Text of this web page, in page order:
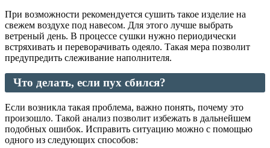
При возможности рекомендуется сушить такое изделие на
свежем воздухе под навесом. Для этого лучше выбрать
ветреный день. В процессе сушки нужно периодически
встряхивать и переворачивать одеяло. Такая мера позволит
предупредить слеживание наполнителя.
Что делать, если пух сбился?
Если возникла такая проблема, важно понять, почему это
произошло. Такой анализ позволит избежать в дальнейшем
подобных ошибок. Исправить ситуацию можно с помощью
одного из следующих способов: